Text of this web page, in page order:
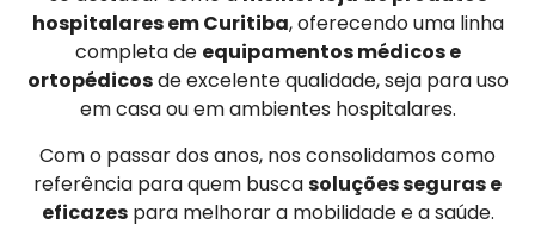
hospitalares em Curitiba, oferecendo uma linha
completa de equipamentos médicos e
ortopédicosde excelente qualidade, seja para uso
em casa ou em ambientes hospitalares.
Com o passar dos anos, nos consolidamos como
referência para quem buscasoluções seguras e
eficazespara melhorar a mobilidade e a saúde.